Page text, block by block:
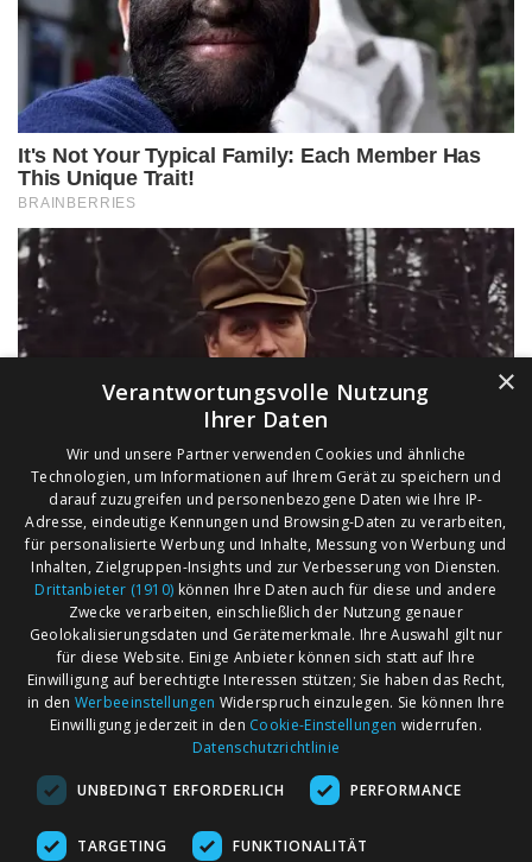
AGB
Impressum
Kontakt
Märkte nach Bundesländern
Märkte nach PLZ
Märkte nach Umkreis
Flohmarkt
×
Verantwortungsvolle Nutzung
Ihrer Daten
Wir und unsere Partner verwenden Cookies und ähnliche
Technologien, um Informationen auf Ihrem Gerät zu speichern und
darauf zuzugreifen und personenbezogene Daten wie Ihre IP-
Adresse, eindeutige Kennungen und Browsing-Daten zu verarbeiten,
für personalisierte Werbung und Inhalte, Messung von Werbung und
Inhalten, Zielgruppen-Insights und zur Verbesserung von Diensten.
Drittanbieter (1910) können Ihre Daten auch für diese und andere
Zwecke verarbeiten, einschließlich der Nutzung genauer
Geolokalisierungsdaten und Gerätemerkmale. Ihre Auswahl gilt nur
für diese Website. Einige Anbieter können sich statt auf Ihre
Einwilligung auf berechtigte Interessen stützen; Sie haben das Recht,
in den Werbeeinstellungen Widerspruch einzulegen. Sie können Ihre
Einwilligung jederzeit in den Cookie-Einstellungen widerrufen.
Datenschutzrichtlinie
UNBEDINGT ERFORDERLICH PERFORMANCE
TARGETING FUNKTIONALITÄT